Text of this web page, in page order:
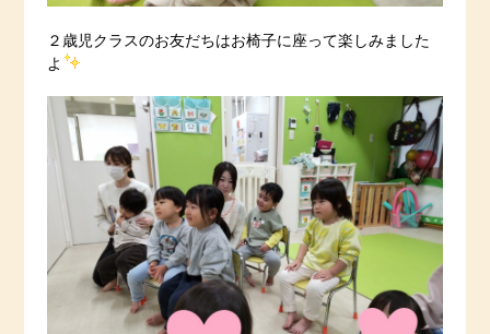
２歳児クラスのお友だちはお椅子に座って楽しみました
よ